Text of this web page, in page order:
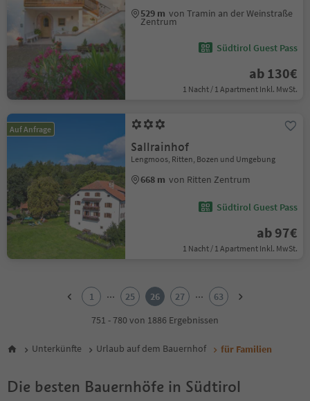
529 m von Tramin an der Weinstraße
Zentrum
Südtirol Guest Pass
ab 130€
1 Nacht / 1 Apartment Inkl. MwSt.
Auf Anfrage
Sallrainhof
Lengmoos, Ritten, Bozen und Umgebung
668 m von Ritten Zentrum
Südtirol Guest Pass
ab 97€
1 Nacht / 1 Apartment Inkl. MwSt.
6
9
1 ... 25 26 27 ...
63
751 - 780 von 1886 Ergebnissen
Unterkünfte Urlaub auf dem Bauernhof für Familien
Die besten Bauernhöfe in Südtirol